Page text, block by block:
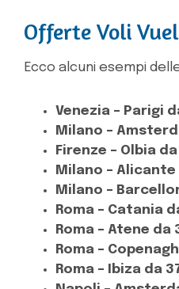
Offerte Voli
Ecco alcuni esempi
Venezia – Parigi
Milano –
Firenze – Olbia
Milano – Alicante
Milano –
Roma – Catania
Roma – Atene da
Roma –
Roma – Ibiza da